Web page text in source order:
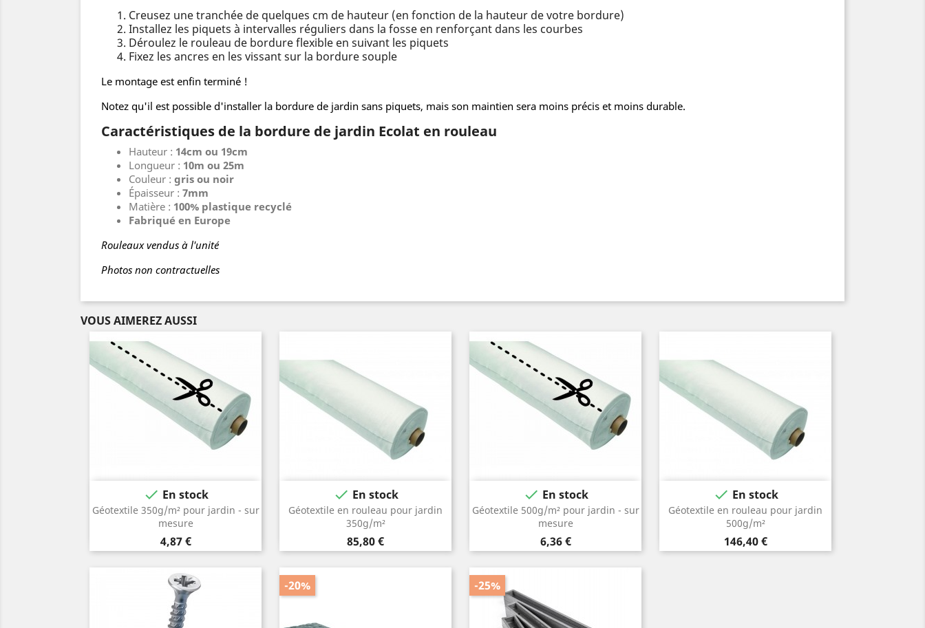
Creusez une tranchée de quelques cm de hauteur (en fonction de la hauteur de votre bordure)
Installez les piquets à intervalles réguliers dans la fosse en renforçant dans les courbes
Déroulez le rouleau de bordure flexible en suivant les piquets
Fixez les ancres en les vissant sur la bordure souple
Le montage est enfin terminé !
Notez qu'il est possible d'installer la bordure de jardin sans piquets, mais son maintien sera moins précis et moins durable.
Caractéristiques de la bordure de jardin Ecolat en rouleau
Hauteur : 14cm ou 19cm
Longueur : 10m ou 25m
Couleur : gris ou noir
Épaisseur : 7mm
Matière : 100% plastique recyclé
Fabriqué en Europe
Rouleaux vendus à l'unité
Photos non contractuelles
VOUS AIMEREZ AUSSI
Géotextile 350g/m² pour jardin - sur
mesure
Prix
4,87 €
 En stock
Géotextile en rouleau pour jardin
350g/m²
Prix
85,80 €
 En stock
Géotextile 500g/m² pour jardin - sur
mesure
Prix
6,36 €
 En stock
Géotextile en rouleau pour jardin
500g/m²
Prix
146,40 €
 En stock
-20% -25%